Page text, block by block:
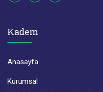
Kadem
Anasayfa
Kurumsal